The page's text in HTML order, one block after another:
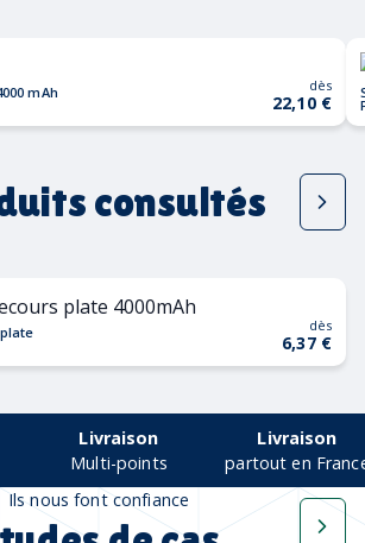
mAh dès
22,10 €
consultés
dès
6,37 €
Livraison
Multi-points
Livraison
partout en
Ils nous font confiance